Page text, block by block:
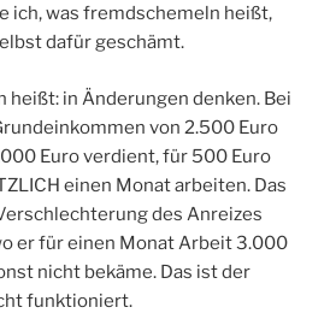
ich, was fremdschemeln heißt,
dafür geschämt.
heißt: in Änderungen denken. Bei
von 2.500 Euro
Euro verdient, für 500 Euro
einen Monat arbeiten. Das
des Anreizes
er für einen Monat Arbeit 3.000
nicht bekäme. Das ist der
funktioniert.